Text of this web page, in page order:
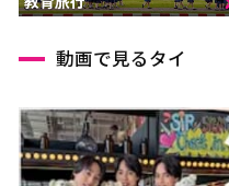
動画で見るタイ